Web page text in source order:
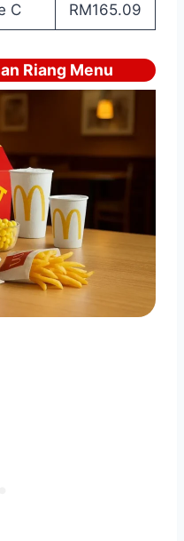
C RM165.09
Riang Menu